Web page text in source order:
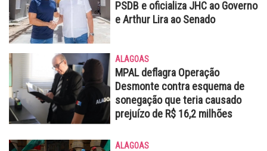
PSDB e oficializa JHC ao Governo
e Arthur Lira ao Senado
ALAGOAS
MPAL deflagra Operação
Desmonte contra esquema de
sonegação que teria causado
prejuízo de R$ 16,2 milhões
ALAGOAS